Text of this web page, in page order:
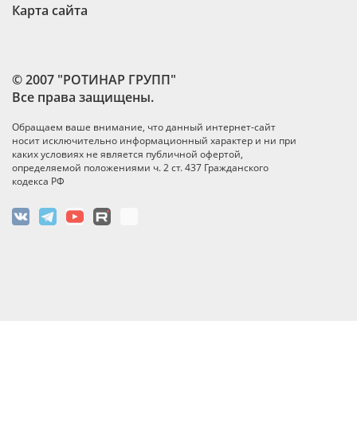
© 2007 "РОТИНАР ГРУПП"
Все права защищены.
Обращаем ваше внимание, что данный интернет-сайт
носит исключительно информационный характер и ни при
каких условиях не является публичной офертой,
определяемой положениями ч. 2 ст. 437 Гражданского
кодекса РФ
Карта сайта